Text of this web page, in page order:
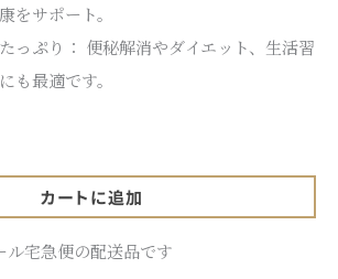
をサポート。
っぷり： 便秘解消やダイエット、生活習
も最適です。
カートに追加
ル宅急便の配送品です